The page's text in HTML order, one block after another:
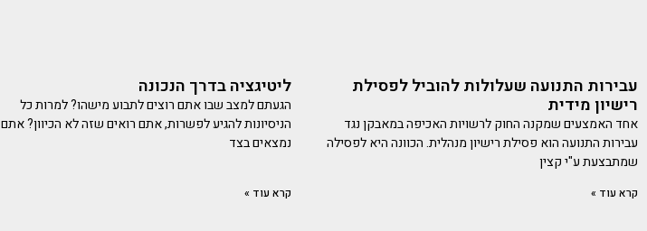
עבירות התנועה שעלולות להוביל לפסילת
רישיון מידית
אחד האמצעים שמקנה החוק לרשויות האכיפה במאבקן נגד
עבירות התנועה הוא פסילת רישיון מנהלית. הכוונה היא לפסילה
שמתבצעת ע"י קצין
קרא עוד »
ליטיגציה בדרך הנכונה
הגעתם למצב שבו אתם רוצים לתבוע מישהו? למרות כל
הניסיונות להגיע לפשרות, אתם רואים שזה לא הכיוון? אתם
נמצאים בצד
קרא עוד »